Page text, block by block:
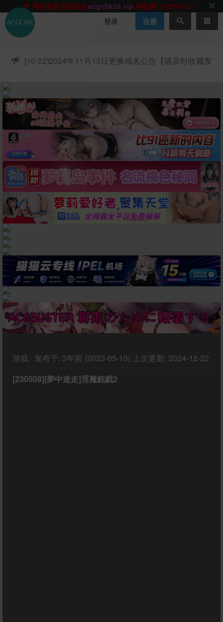
网站TG群聊t.me/acgbuster请收藏!
ACGCBK官方App
点击下载 永不迷路！
网站最新无墙域名
请收藏!-20250123
ACGCBK官方App 点击下载永不迷路！
网站最新无墙域名
网站永久主站域名
acgcbk.vip 请收藏!
ACGCBK官方App点击下载
永不迷路！
网站最新无墙域名acgcbk55.vip 请收藏!-20250123
登录 注册
[10-22]2024年11月13日更换域名公告【请及时收藏发
游戏 · 发布于: 3年前 (2023-05-10) 上次更新: 2024-12-22
[230508][夢中迷走]淫魔銃戯2